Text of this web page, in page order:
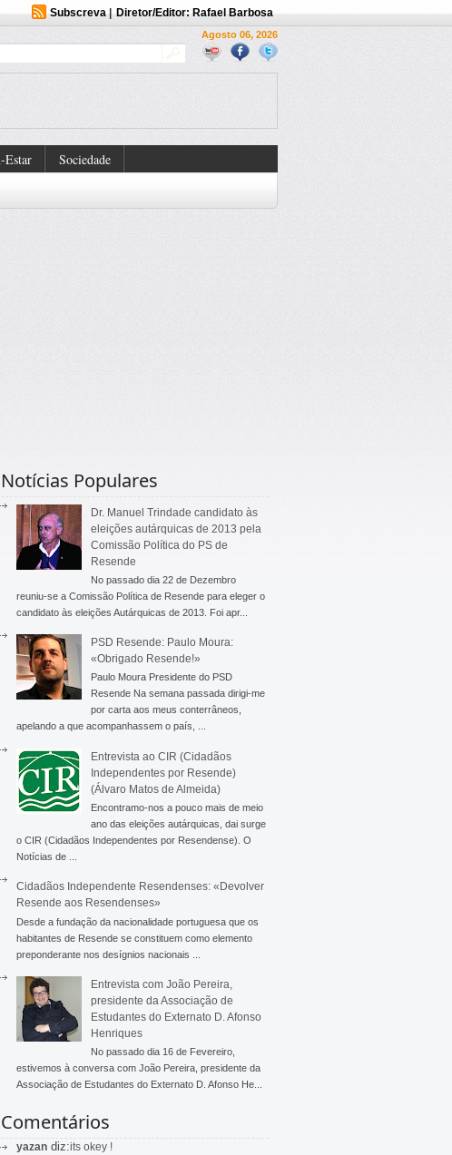
Subscreva| Diretor/Editor: Rafael Barbosa
Agosto 06, 2026
Estar
Sociedade
Notícias Populares
Dr. Manuel Trindade candidato às
eleições autárquicas de 2013 pela
Comissão Política do PS de
Resende
No passado dia 22 de Dezembro
reuniu-se a Comissão Política de Resende para eleger o
candidato às eleições Autárquicas de 2013. Foi apr...
PSD Resende: Paulo Moura:
«Obrigado Resende!»
Paulo Moura Presidente do PSD
Resende Na semana passada dirigi-me
por carta aos meus conterrâneos,
apelando a que acompanhassem o país, ...
Entrevista ao CIR (Cidadãos
Independentes por Resende)
(Álvaro Matos de Almeida)
Encontramo-nos a pouco mais de meio
ano das eleições autárquicas, dai surge
o CIR (Cidadãos Independentes por Resendense). O
Notícias de ...
Cidadãos Independente Resendenses: «Devolver
Resende aos Resendenses»
Desde a fundação da nacionalidade portuguesa que os
habitantes de Resende se constituem como elemento
preponderante nos desígnios nacionais ...
Entrevista com João Pereira,
presidente da Associação de
Estudantes do Externato D. Afonso
Henriques
No passado dia 16 de Fevereiro,
estivemos à conversa com João Pereira, presidente da
Associação de Estudantes do Externato D. Afonso He...
Comentários
yazan diz:its okey !